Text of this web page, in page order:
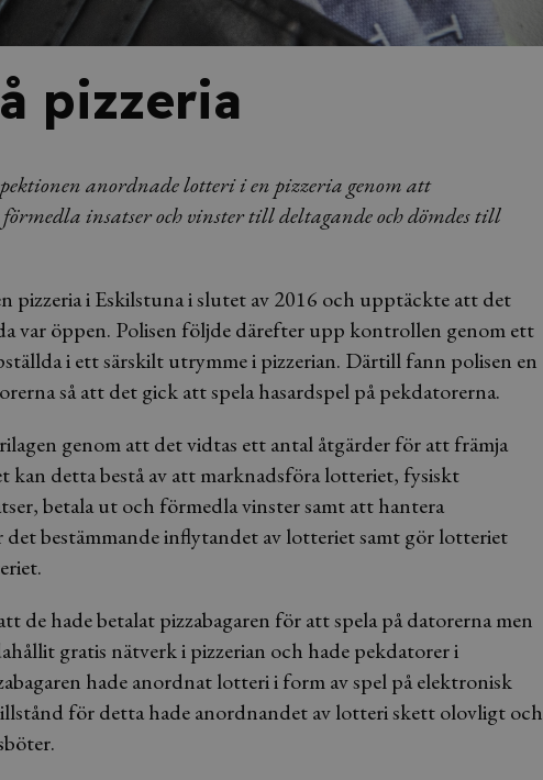
pizzeria
anordnade lotteri i en pizzeria genom att
insatser och vinster till deltagande och dömdes till
i Eskilstuna i slutet av 2016 och upptäckte att det
var öppen. Polisen följde därefter upp kontrollen genom ett
i ett särskilt utrymme i pizzerian. Därtill fann polisen en
så att det gick att spela hasardspel på pekdatorerna.
genom att det vidtas ett antal åtgärder för att främja
detta bestå av att marknadsföra lotteriet, fysiskt
betala ut och förmedla vinster samt att hantera
bestämmande inflytandet av lotteriet samt gör lotteriet
de hade betalat pizzabagaren för att spela på datorerna men
gratis nätverk i pizzerian och hade pekdatorer i
hade anordnat lotteri i form av spel på elektronisk
för detta hade anordnandet av lotteri skett olovligt och